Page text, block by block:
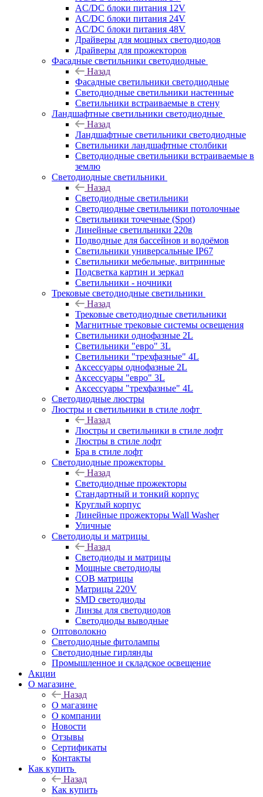
AC/DC блоки питания 12V
AC/DC блоки питания 24V
AC/DC блоки питания 48V
Драйверы для мощных светодиодов
Драйверы для прожекторов
Фасадные светильники светодиодные
Назад
Фасадные светильники светодиодные
Светодиодные светильники настенные
Светильники встраиваемые в стену
Ландшафтные светильники светодиодные
Назад
Ландшафтные светильники светодиодные
Светильники ландшафтные столбики
Светодиодные светильники встраиваемые в
землю
Светодиодные светильники
Назад
Светодиодные светильники
Светодиодные светильники потолочные
Светильники точечные (Spot)
Линейные светильники 220в
Подводные для бассейнов и водоёмов
Светильники универсальные IP67
Светильники мебельные, витринные
Подсветка картин и зеркал
Светильники - ночники
Трековые светодиодные светильники
Назад
Трековые светодиодные светильники
Магнитные трековые системы освещения
Светильники однофазные 2L
Светильники "евро" 3L
Светильники "трехфазные" 4L
Аксессуары однофазные 2L
Аксессуары "евро" 3L
Аксессуары "трехфазные" 4L
Светодиодные люстры
Люстры и светильники в стиле лофт
Назад
Люстры и светильники в стиле лофт
Люстры в стиле лофт
Бра в стиле лофт
Светодиодные прожекторы
Назад
Светодиодные прожекторы
Стандартный и тонкий корпус
Круглый корпус
Линейные прожекторы Wall Washer
Уличные
Светодиоды и матрицы
Назад
Светодиоды и матрицы
Мощные светодиоды
COB матрицы
Матрицы 220V
SMD светодиоды
Линзы для светодиодов
Светодиоды выводные
Оптоволокно
Светодиодные фитолампы
Светодиодные гирлянды
Промышленное и складское освещение
Акции
О магазине
Назад
О магазине
О компании
Новости
Отзывы
Сертификаты
Контакты
Как купить
Назад
Как купить